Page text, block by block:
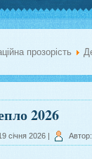
прозорість
2026
січня 2026 |